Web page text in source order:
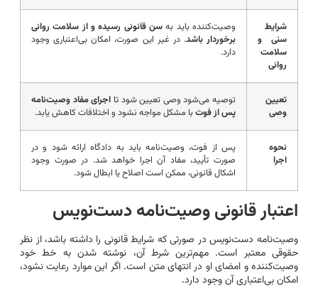
شرایط
سنی و
سلامت
روانی
وصیت‌کننده باید بهسن قانونی رسیده و از سلامت روانی
برخوردار باشد. در غیر این صورت، امکان بی‌اعتباری وجود
دارد.
تعیین
وصی
توصیه می‌شود وصی تعیین شود تا اجرای مفاد وصیت‌نامه
پس از فوتبا مشکل مواجه نشود و اختلافات کاهش یابد.
نحوه
اجرا
پس از فوت، وصیت‌نامه باید به دادگاه ارائه شود و در
صورت تأیید، مفاد آن اجرا خواهد شد. در صورت وجود
اشکال قانونی، ممکن است اصلاح یا ابطال شود.
اعتبار قانونی وصیت‌نامه دست‌نویس
وصیت‌نامه دست‌نویس در صورتی که شرایط قانونی را داشته باشد، از نظر
حقوقی معتبر است. مهم‌ترین شرط آن، نوشته شدن به خط خود
وصیت‌کننده و امضای او در انتهای متن است. اگر این موارد رعایت نشود،
امکان بی‌اعتباری آن وجود دارد.